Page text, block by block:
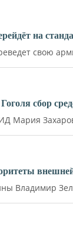
на
свою
сбор
Мария
Владимир